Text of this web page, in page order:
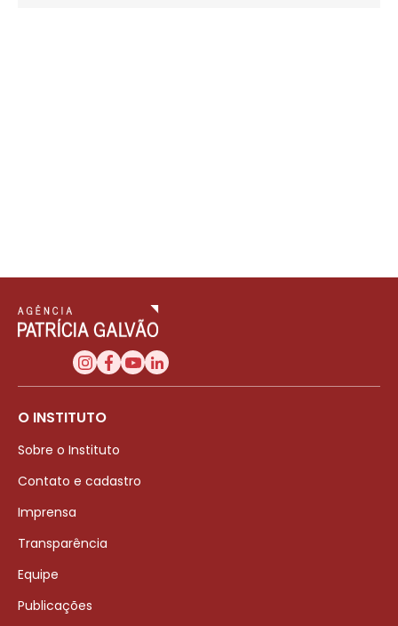
O INSTITUTO
Sobre o Instituto
Contato e cadastro
Imprensa
Transparência
Equipe
Publicações